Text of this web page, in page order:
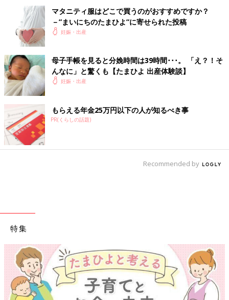
マタニティ服はどこで買うのがおすすめですか？
－”まいにちのたまひよ”に寄せられた投稿
妊娠・出産
母子手帳を見ると分娩時間は39時間･･･。 「え？！そ
んなに」と驚くも【たまひよ 出産体験談】
妊娠・出産
もらえる年金25万円以下の人が知るべき事
PR(くらしの話題)
Recommended by
特集